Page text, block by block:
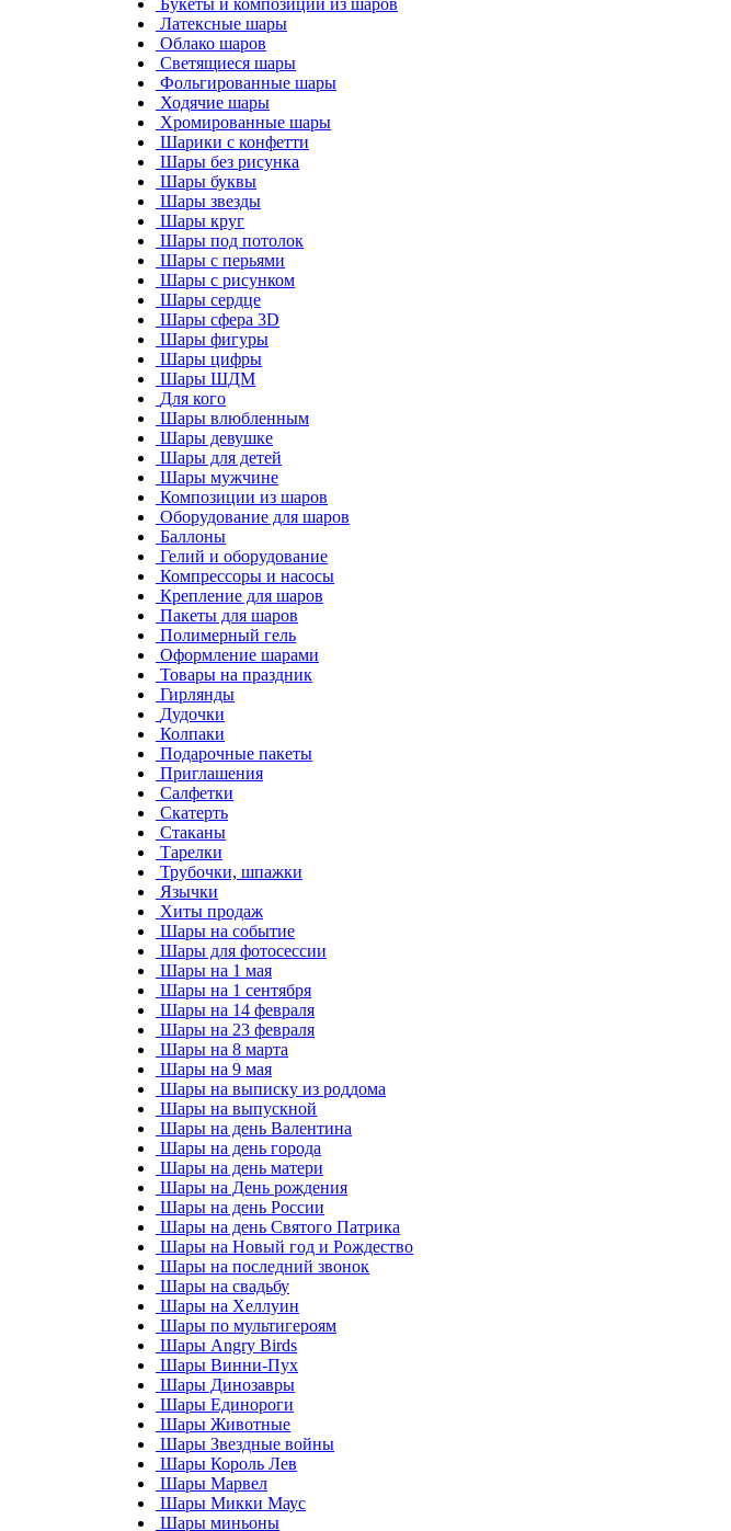
Латексные шары
Облако шаров
Светящиеся шары
Фольгированные шары
Ходячие шары
Хромированные шары
Шарики с конфетти
Шары без рисунка
Шары буквы
Шары звезды
Шары круг
Шары под потолок
Шары с перьями
Шары с рисунком
Шары сердце
Шары сфера 3D
Шары фигуры
Шары цифры
Шары ШДМ
Для кого
Шары влюбленным
Шары девушке
Шары для детей
Шары мужчине
Композиции из шаров
Оборудование для шаров
Баллоны
Гелий и оборудование
Компрессоры и насосы
Крепление для шаров
Пакеты для шаров
Полимерный гель
Оформление шарами
Товары на праздник
Гирлянды
Дудочки
Колпаки
Подарочные пакеты
Приглашения
Салфетки
Скатерть
Стаканы
Тарелки
Трубочки, шпажки
Язычки
Хиты продаж
Шары на событие
Шары для фотосессии
Шары на 1 мая
Шары на 1 сентября
Шары на 14 февраля
Шары на 23 февраля
Шары на 8 марта
Шары на 9 мая
Шары на выписку из роддома
Шары на выпускной
Шары на день Валентина
Шары на день города
Шары на день матери
Шары на День рождения
Шары на день России
Шары на день Святого Патрика
Шары на Новый год и Рождество
Шары на последний звонок
Шары на свадьбу
Шары на Хеллуин
Шары по мультигероям
Шары Angry Birds
Шары Винни-Пух
Шары Динозавры
Шары Единороги
Шары Животные
Шары Звездные войны
Шары Король Лев
Шары Марвел
Шары Микки Маус
Шары миньоны